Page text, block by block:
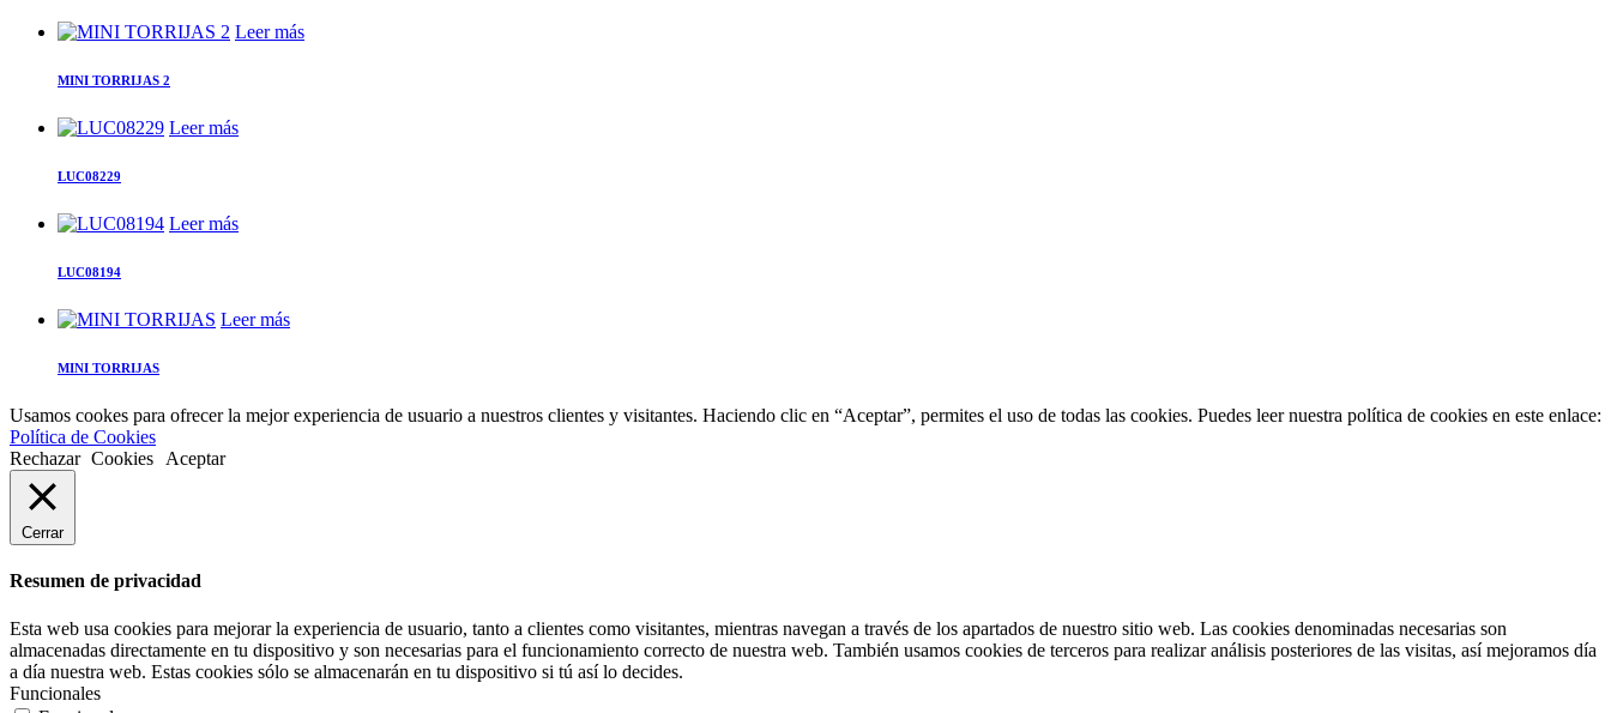
Leer más
MINI TORRIJAS 2
Leer más
LUC08229
Leer más
LUC08194
Leer más
MINI TORRIJAS
Usamos cookes para ofrecer la mejor experiencia de usuario a nuestros clientes y visitantes. Haciendo clic en “Aceptar”, permites el uso de todas las cookies. Puedes leer nuestra política de cookies en este enlace:
Política de Cookies
Rechazar Cookies Aceptar
Cerrar
Resumen de privacidad
Esta web usa cookies para mejorar la experiencia de usuario, tanto a clientes como visitantes, mientras navegan a través de los apartados de nuestro sitio web. Las cookies denominadas necesarias son
almacenadas directamente en tu dispositivo y son necesarias para el funcionamiento correcto de nuestra web. También usamos cookies de terceros para realizar análisis posteriores de las visitas, así mejoramos día
a día nuestra web. Estas cookies sólo se almacenarán en tu dispositivo si tú así lo decides.
Funcionales